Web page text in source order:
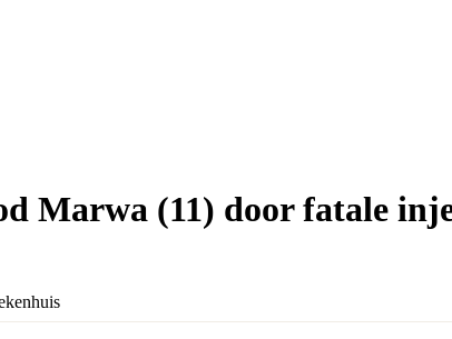
Marwa (11) door fatale